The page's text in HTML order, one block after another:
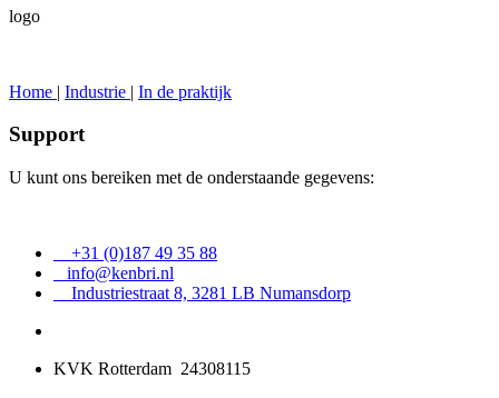
logo
Home | Industrie | In de praktijk
Support
U kunt ons bereiken met de onderstaande gegevens:
+31 (0)187 49 35 88
info@kenbri.nl
Industriestraat 8, 3281 LB Numansdorp
KVK Rotterdam 24308115